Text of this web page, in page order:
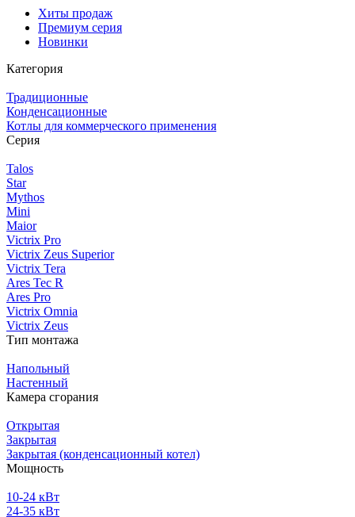
Хиты продаж
Премиум серия
Новинки
Категория
Традиционные
Конденсационные
Котлы для коммерческого применения
Серия
Talos
Star
Mythos
Mini
Maior
Victrix Pro
Victrix Zeus Superior
Victrix Tera
Ares Tec R
Ares Pro
Victrix Omnia
Victrix Zeus
Тип монтажа
Напольный
Настенный
Камера сгорания
Открытая
Закрытая
Закрытая (конденсационный котел)
Мощность
10-24 кВт
24-35 кВт